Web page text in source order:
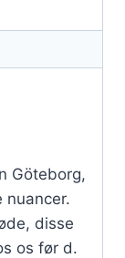
Göteborg,
nuancer.
disse
os før d.